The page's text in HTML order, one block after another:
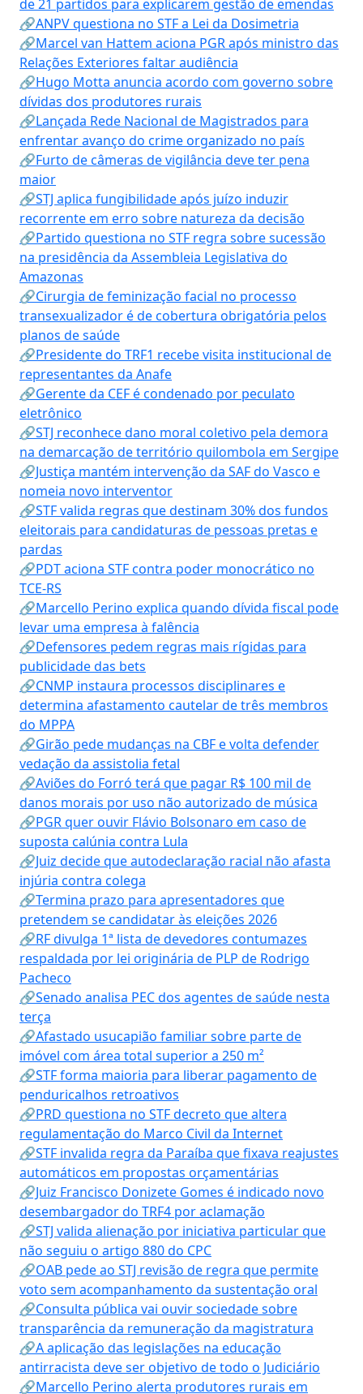
de 21 partidos para explicarem gestão de emendas
🔗ANPV questiona no STF a Lei da Dosimetria
🔗Marcel van Hattem aciona PGR após ministro das
Relações Exteriores faltar audiência
🔗Hugo Motta anuncia acordo com governo sobre
dívidas dos produtores rurais
🔗Lançada Rede Nacional de Magistrados para
enfrentar avanço do crime organizado no país
🔗Furto de câmeras de vigilância deve ter pena
maior
🔗STJ aplica fungibilidade após juízo induzir
recorrente em erro sobre natureza da decisão
🔗Partido questiona no STF regra sobre sucessão
na presidência da Assembleia Legislativa do
Amazonas
🔗Cirurgia de feminização facial no processo
transexualizador é de cobertura obrigatória pelos
planos de saúde
🔗Presidente do TRF1 recebe visita institucional de
representantes da Anafe
🔗Gerente da CEF é condenado por peculato
eletrônico
🔗STJ reconhece dano moral coletivo pela demora
na demarcação de território quilombola em Sergipe
🔗Justiça mantém intervenção da SAF do Vasco e
nomeia novo interventor
🔗STF valida regras que destinam 30% dos fundos
eleitorais para candidaturas de pessoas pretas e
pardas
🔗PDT aciona STF contra poder monocrático no
TCE-RS
🔗Marcello Perino explica quando dívida fiscal pode
levar uma empresa à falência
🔗Defensores pedem regras mais rígidas para
publicidade das bets
🔗CNMP instaura processos disciplinares e
determina afastamento cautelar de três membros
do MPPA
🔗Girão pede mudanças na CBF e volta defender
vedação da assistolia fetal
🔗Aviões do Forró terá que pagar R$ 100 mil de
danos morais por uso não autorizado de música
🔗PGR quer ouvir Flávio Bolsonaro em caso de
suposta calúnia contra Lula
🔗Juiz decide que autodeclaração racial não afasta
injúria contra colega
🔗Termina prazo para apresentadores que
pretendem se candidatar às eleições 2026
🔗RF divulga 1ª lista de devedores contumazes
respaldada por lei originária de PLP de Rodrigo
Pacheco
🔗Senado analisa PEC dos agentes de saúde nesta
terça
🔗Afastado usucapião familiar sobre parte de
imóvel com área total superior a 250 m²
🔗STF forma maioria para liberar pagamento de
penduricalhos retroativos
🔗PRD questiona no STF decreto que altera
regulamentação do Marco Civil da Internet
🔗STF invalida regra da Paraíba que fixava reajustes
automáticos em propostas orçamentárias
🔗Juiz Francisco Donizete Gomes é indicado novo
desembargador do TRF4 por aclamação
🔗STJ valida alienação por iniciativa particular que
não seguiu o artigo 880 do CPC
🔗OAB pede ao STJ revisão de regra que permite
voto sem acompanhamento da sustentação oral
🔗Consulta pública vai ouvir sociedade sobre
transparência da remuneração da magistratura
🔗A aplicação das legislações na educação
antirracista deve ser objetivo de todo o Judiciário
🔗Marcello Perino alerta produtores rurais em